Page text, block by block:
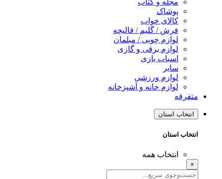
مجله و کتاب
پوشاک
کالای خواب
فرش / گلیم / قالیچه
لوازم چوبی / مبلمان
لوازم برقی و گازی
اسباب بازی
سایر
لوازم ورزشی
لوازم خانه و آشپزخانه
متفرقه
انتخاب استان
انتخاب استان
انتخاب همه
×